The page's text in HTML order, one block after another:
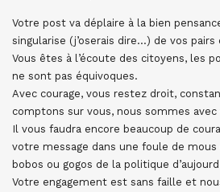
Votre post va déplaire à la bien
singularise (j’oserais dire…) de vos
Vous êtes à l’écoute des citoyens, les
ne sont pas équivoques.
Avec courage, vous restez droit,
comptons sur vous, nous sommes avec
Il vous faudra encore beaucoup de
votre message dans une foule de
bobos ou gogos de la politique
Votre engagement est sans faille et